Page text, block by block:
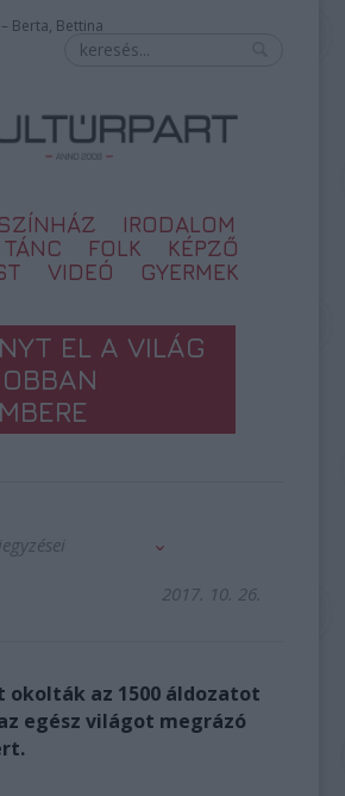
Berta, Bettina
IRODALOM
TÁNC FOLK
KÉPZŐ
VIDEÓ GYERMEK
EL A VILÁG
2017. 10. 26.
okolták az 1500 áldozatot
egész világot megrázó